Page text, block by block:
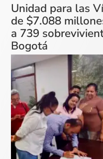
Unidad para las
de $7.088
a 739
Bogotá